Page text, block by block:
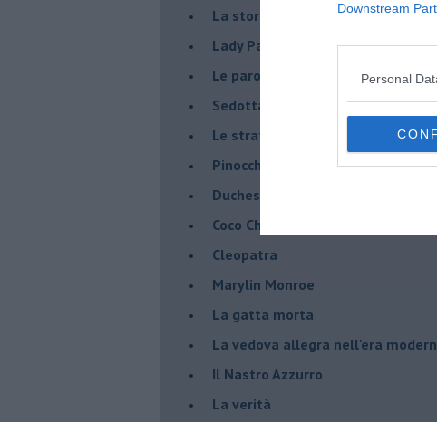
Downstream
Personal
La storia di Ao e di Aki
Lady Paola, il principe Gaetano e
Le parole di Mina e le risposte di
Sedotta e abbandonata
Le strategie di corteggiamento
Pinocchio
Duchessa e Romeo
Coco Chanel
Cleopatra
Marylin Monroe
La gatta morta
La vedova allegra nell'era
​Il Nastro Azzurro
La verità